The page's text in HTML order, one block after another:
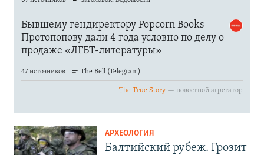
АРХЕОЛОГИЯ
Балтийский рубеж. Грозит